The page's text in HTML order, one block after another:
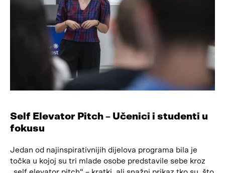
Self Elevator Pitch – Učenici i studenti u
fokusu
Jedan od najinspirativnijih dijelova programa bila je
točka u kojoj su tri mlade osobe predstavile sebe kroz